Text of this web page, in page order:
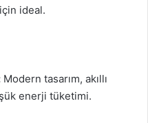
ideal.
Modern tasarım, akıllı
enerji tüketimi.